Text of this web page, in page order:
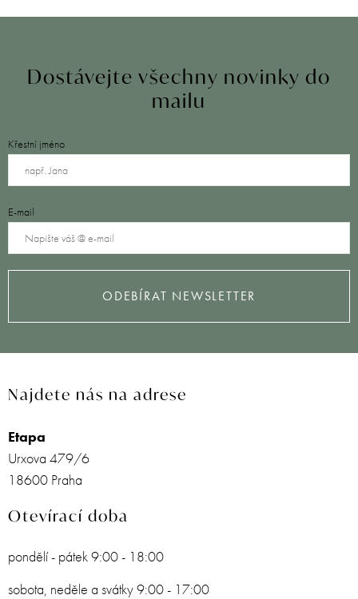
Dostávejte všechny novinky do
mailu
Křestní jméno
E-mail
ODEBÍRAT NEWSLETTER
Najdete nás na adrese
Etapa
Urxova 479/6
18600 Praha
Otevírací doba
pondělí - pátek 9:00 - 18:00
sobota, neděle a svátky 9:00 - 17:00